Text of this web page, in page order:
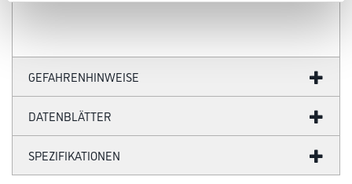
GEFAHRENHINWEISE
DATENBLÄTTER
SPEZIFIKATIONEN